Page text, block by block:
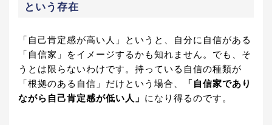
という存在
「自己肯定感が高い人」というと、自分に自信がある
「自信家」をイメージするかも知れません。でも、そ
うとは限らないわけです。持っている自信の種類が
「根拠のある自信」だけという場合、
「自信家であり
ながら自己肯定感が低い人」 になり得るのです。